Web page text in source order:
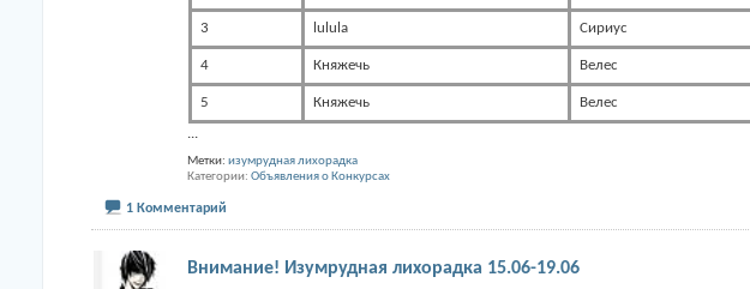
3 lulula Сириус
4 Княжечь Велес
5 Княжечь
Велес
...
Метки: изумрудная лихорадка
Категории Объявления о Конкурсах
1 Комментарий
Внимание! Изумрудная лихорадка 15.06-19.06